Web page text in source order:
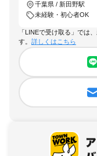
千葉県 / 新田野駅
未経験・初心者OK
「LINEで受け取る」では
す。 詳しくはこちら